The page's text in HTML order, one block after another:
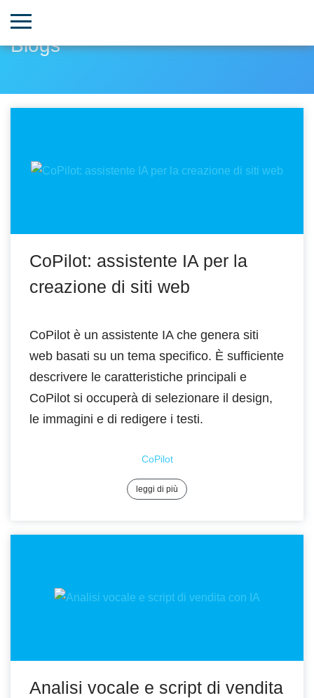
Blogs
CoPilot: assistente IA per la
creazione di siti web
CoPilot è un assistente IA che genera siti
web basati su un tema specifico. È sufficiente
descrivere le caratteristiche principali e
CoPilot si occuperà di selezionare il design,
le immagini e di redigere i testi.
leggi di più
CoPilot
Analisi vocale e script di vendita